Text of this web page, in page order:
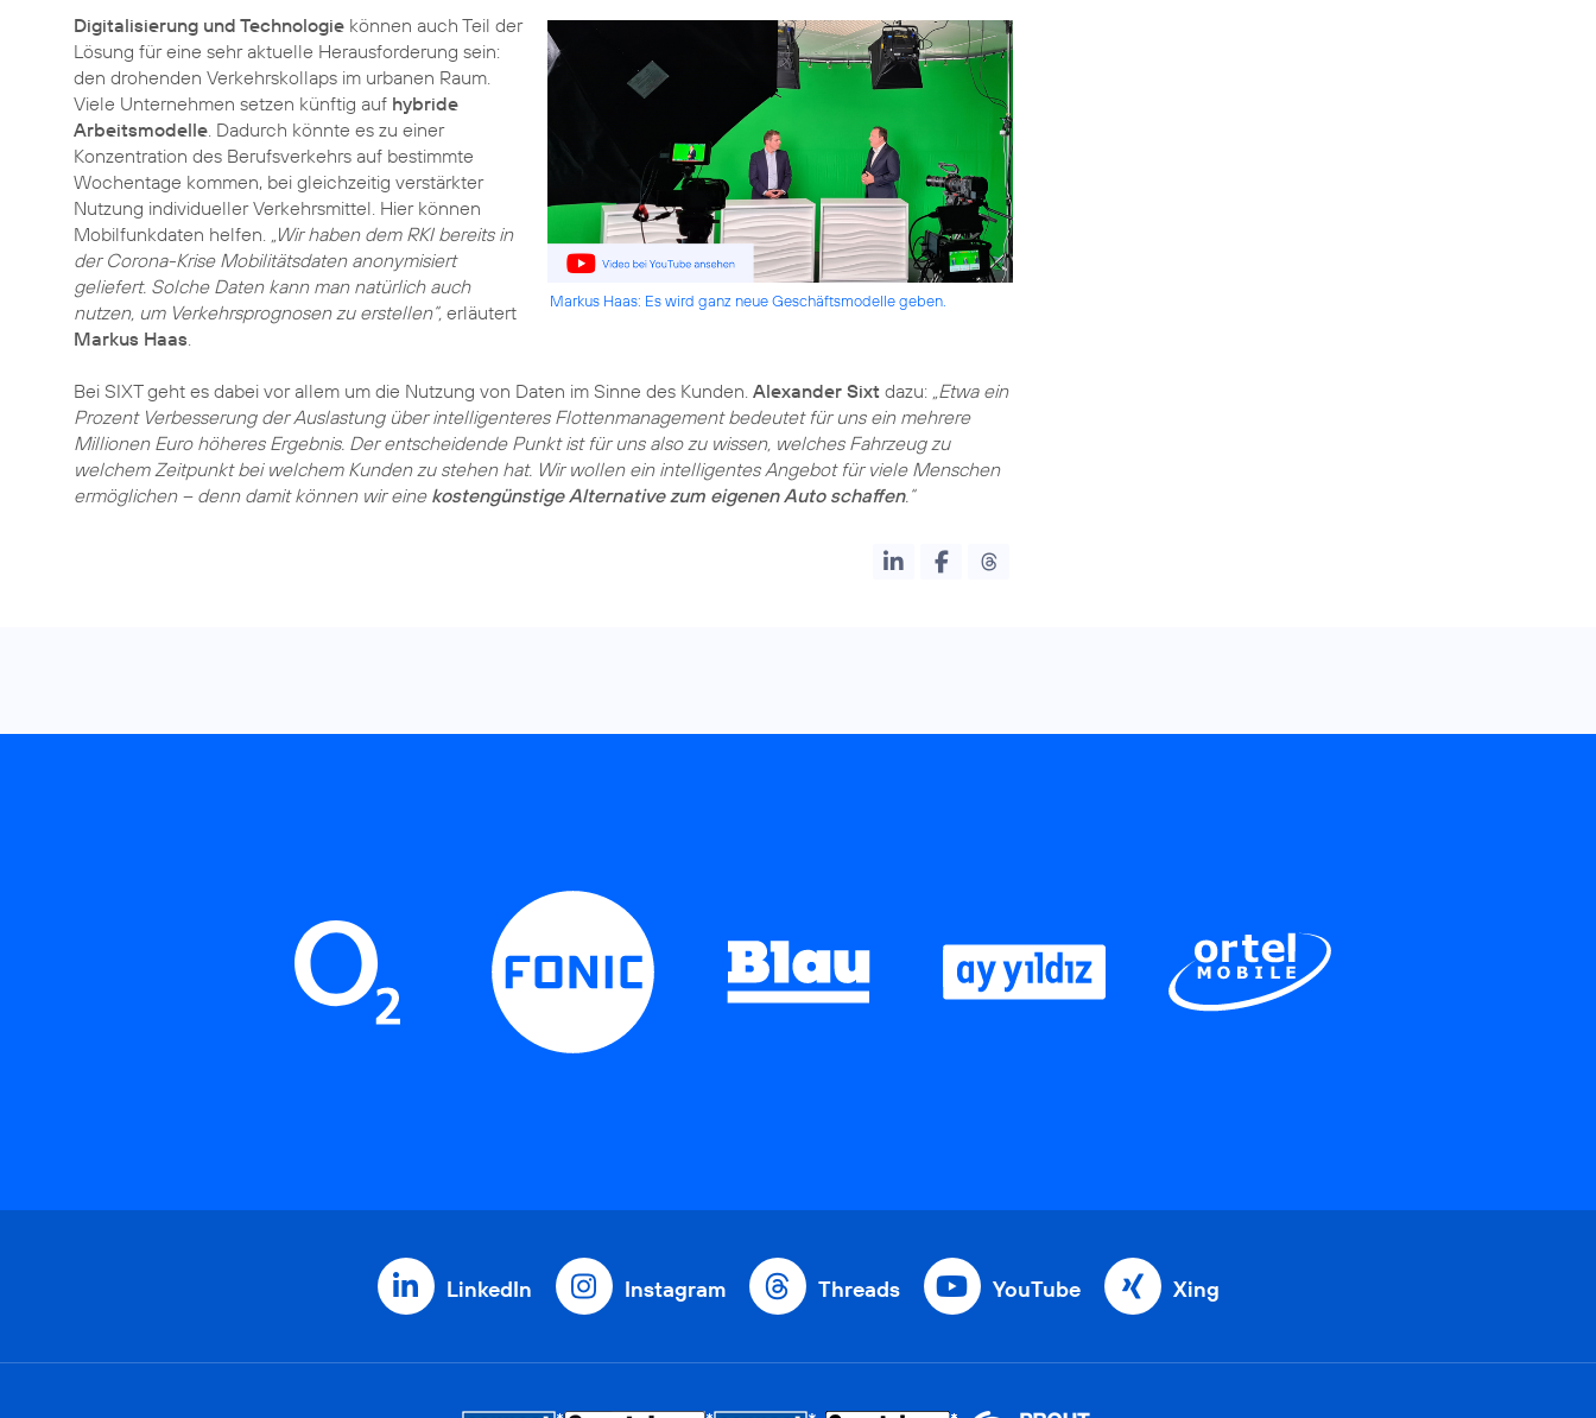
Markus Haas: Es wird ganz neue Geschäftsmodelle geben.
Digitalisierung und Technologie können auch Teil der
Lösung für eine sehr aktuelle Herausforderung sein:
den drohenden Verkehrskollaps im urbanen Raum.
Viele Unternehmen setzen künftig auf hybride
Arbeitsmodelle. Dadurch könnte es zu einer
Konzentration des Berufsverkehrs auf bestimmte
Wochentage kommen, bei gleichzeitig verstärkter
Nutzung individueller Verkehrsmittel. Hier können
Mobilfunkdaten helfen. „Wir haben dem RKI bereits in
der Corona-Krise Mobilitätsdaten anonymisiert
geliefert. Solche Daten kann man natürlich auch
nutzen, um Verkehrsprognosen zu erstellen“, erläutert
Markus Haas.
Bei SIXT geht es dabei vor allem um die Nutzung von Daten im Sinne des Kunden. Alexander Sixt dazu: „Etwa ein
Prozent Verbesserung der Auslastung über intelligenteres Flottenmanagement bedeutet für uns ein mehrere
Millionen Euro höheres Ergebnis. Der entscheidende Punkt ist für uns also zu wissen, welches Fahrzeug zu
welchem Zeitpunkt bei welchem Kunden zu stehen hat. Wir wollen ein intelligentes Angebot für viele Menschen
ermöglichen – denn damit können wir eine kostengünstige Alternative zum eigenen Auto schaffen.“
LinkedIn Instagram Threads YouTube Xing